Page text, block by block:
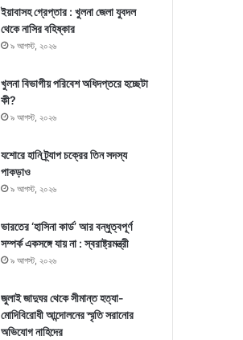
ইয়াবাসহ গ্রেপ্তার : খুলনা জেলা যুবদল
থেকে নাসির বহিষ্কার
৯ আগস্ট, ২০২৬
খুলনা বিভাগীয় পরিবেশ অধিদপ্তরে হচ্ছেটা
কী?
৯ আগস্ট, ২০২৬
যশোরে হানি ট্র্যাপ চক্রের তিন সদস্য
পাকড়াও
৯ আগস্ট, ২০২৬
ভারতের ‘হাসিনা কার্ড’ আর বন্ধুত্বপূর্ণ
সম্পর্ক একসঙ্গে যায় না : স্বরাষ্ট্রমন্ত্রী
৯ আগস্ট, ২০২৬
জুলাই জাদুঘর থেকে সীমান্ত হত্যা-
মোদিবিরোধী আন্দোলনের স্মৃতি সরানোর
অভিযোগ নাহিদের